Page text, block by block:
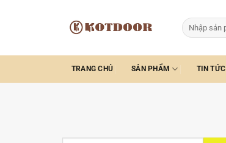
Tìm
kiếm:
TRANG CHỦ SẢN PHẨM TIN TỨC